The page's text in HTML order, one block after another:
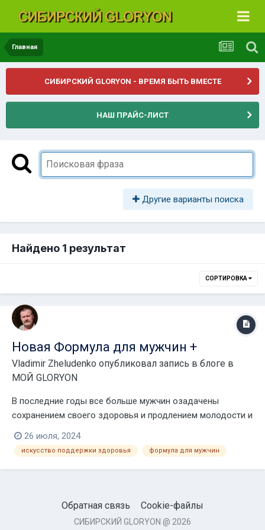
Главная
СИБИРСКИЙ GLORYON - ВРЕМЯ БЫТЬ ВМЕСТЕ
НАШ ПРАЙС-ЛИСТ
Другие варианты поиска
Найдено 1 результат
СОРТИРОВКА
Новая Формула для мужчин +
Vladimir Zheludenko опубликовал запись в блоге в
МОЙ GLORYON
В последние годы все больше мужчин озадачены
сохранением своего здоровья и продлением молодости и
физической привлекательности. Именно для таких
современных и целеустремленных мужчин мы предлагаем
Формулу для мужчин для поддержания молодости души
и тела. Чаще всего мужчины обращаются к врачу тольк...
26 июля, 2024
искусство поддержки здоровья формула для мужчин
Обратная связь Cookie-файлы
СИБИРСКИЙ GLORYON @ 2026